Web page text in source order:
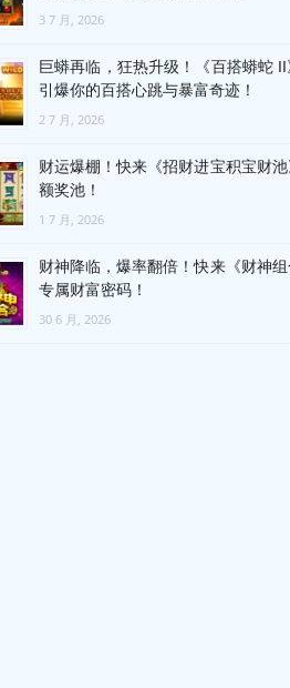
3 7 月, 2026
巨蟒再临，狂热升级！《百搭蟒蛇 II
引爆你的百搭心跳与暴富奇迹！
2 7 月, 2026
财运爆棚！快来《招财进宝积宝财
额奖池！
1 7 月, 2026
财神降临，爆率翻倍！快来《财神
专属财富密码！
30 6 月, 2026